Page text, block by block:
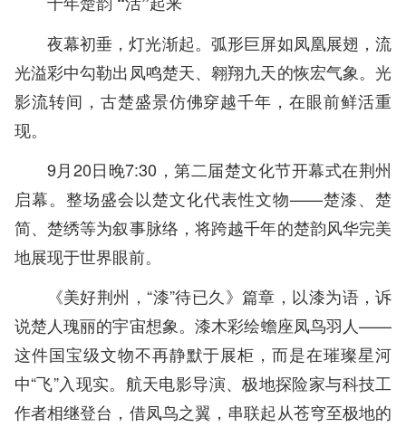
夜幕初垂，灯光渐起。弧形巨屏如凤凰展翅，流
光溢彩中勾勒出凤鸣楚天、翱翔九天的恢宏气象。光
影流转间，古楚盛景仿佛穿越千年，在眼前鲜活重
现。
9月20日晚7:30，第二届楚文化节开幕式在荆州
启幕。整场盛会以楚文化代表性文物——楚漆、楚
简、楚绣等为叙事脉络，将跨越千年的楚韵风华完美
地展现于世界眼前。
《美好荆州，“漆”待已久》篇章，以漆为语，诉
说楚人瑰丽的宇宙想象。漆木彩绘蟾座凤鸟羽人——
这件国宝级文物不再静默于展柜，而是在璀璨星河
中“飞”入现实。航天电影导演、极地探险家与科技工
作者相继登台，借凤鸟之翼，串联起从苍穹至极地的